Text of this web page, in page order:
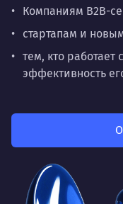
Компаниям B2B-
стартапам и
тем, кто работает
эффективность